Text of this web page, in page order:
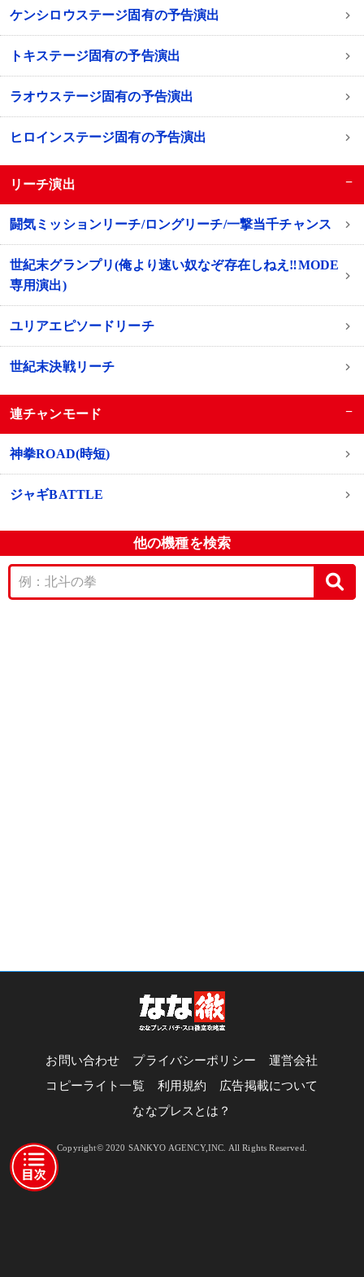
ケンシロウステージ固有の予告演出
トキステージ固有の予告演出
ラオウステージ固有の予告演出
ヒロインステージ固有の予告演出
リーチ演出 −
闘気ミッションリーチ/ロングリーチ/一撃当千チャンス
世紀末グランプリ(俺より速い奴なぞ存在しねえ‼MODE
専用演出)
ユリアエピソードリーチ
世紀末決戦リーチ
連チャンモード −
神拳ROAD(時短)
ジャギBATTLE
他の機種を検索
お問い合わせ プライバシーポリシー
運営会社
コピーライト一覧
利用規約
広告掲載について
ななプレスとは？
Copyright© 2020 SANKYO AGENCY,INC. All Rights Reserved.